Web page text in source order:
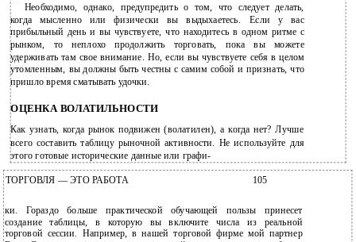
Необходимо, однако, предупредить о том, что следует делать,
когда мысленно или физически вы выдыхаетесь. Если у вас
прибыльный день и вы чувствуете, что находитесь в одном ритме с
рынком, то неплохо продолжить торговать, пока вы можете
удерживать там свое внимание. Но, если вы чувствуете себя в целом
утомленным, вы должны быть честны с самим собой и признать, что
пришло время сматывать удочки.
ОЦЕНКА ВОЛАТИЛЬНОСТИ
Как узнать, когда рынок подвижен (волатилен), а когда нет? Лучше
всего составить таблицу рыночной активности. Не используйте для
этого готовые исторические данные или графи-
ТОРГОВЛЯ — ЭТО РАБОТА 105
ки. Гораздо больше практической обучающей пользы принесет
создание таблицы, в которую вы включите числа из реальной
торговой сессии. Например, в нашей торговой фирме мой партнер